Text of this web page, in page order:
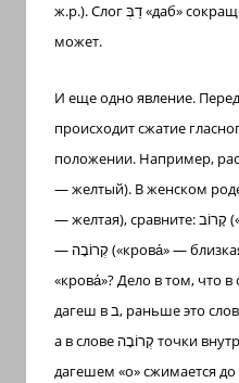
ж.р.). Слогדַבְּ«даб»
может.
И еще одно явление.
происходит сжатие
положении. Например,
— желтый). В женском
— желтая), сравните:קָרוֹב
— קְרוֹבָה («крова́» —
«крова́»? Дело в том, что в
дагеш вב, раньше это
а в слове קְרוֹבָה точки
дагешем «о» сжимается до